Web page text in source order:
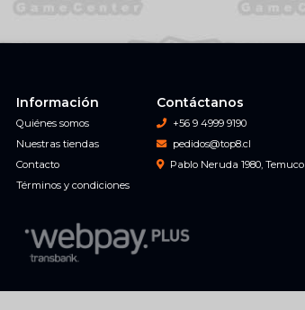
Información
Quiénes somos
Nuestras tiendas
Contacto
Términos y condiciones
Contáctanos
+56 9 4999 9190
pedidos@top8.cl
Pablo Neruda 1980, Temuco